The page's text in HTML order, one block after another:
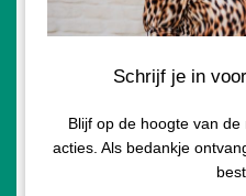
Schrijf je in
Blijf op de hoogte van
acties. Als bedankje